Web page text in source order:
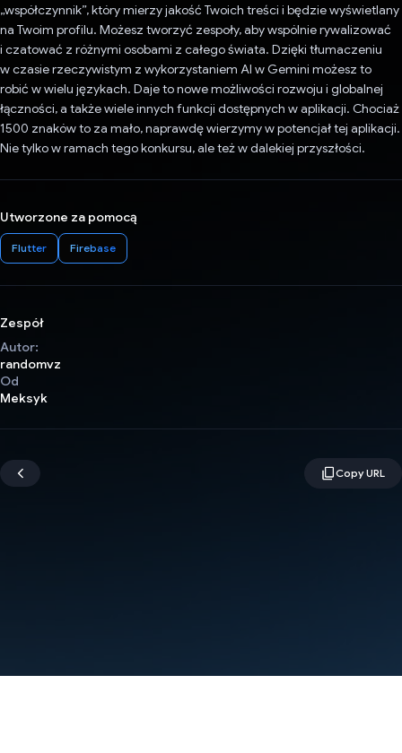
„współczynnik”, który mierzy jakość Twoich treści i będzie wyświetlany
na Twoim profilu. Możesz tworzyć zespoły, aby wspólnie rywalizować
i czatować z różnymi osobami z całego świata. Dzięki tłumaczeniu
w czasie rzeczywistym z wykorzystaniem AI w Gemini możesz to
robić w wielu językach. Daje to nowe możliwości rozwoju i globalnej
łączności, a także wiele innych funkcji dostępnych w aplikacji. Chociaż
1500 znaków to za mało, naprawdę wierzymy w potencjał tej aplikacji.
Nie tylko w ramach tego konkursu, ale też w dalekiej przyszłości.
Utworzone za pomocą
Flutter Firebase
Zespół
Autor:
randomvz
Od
Meksyk